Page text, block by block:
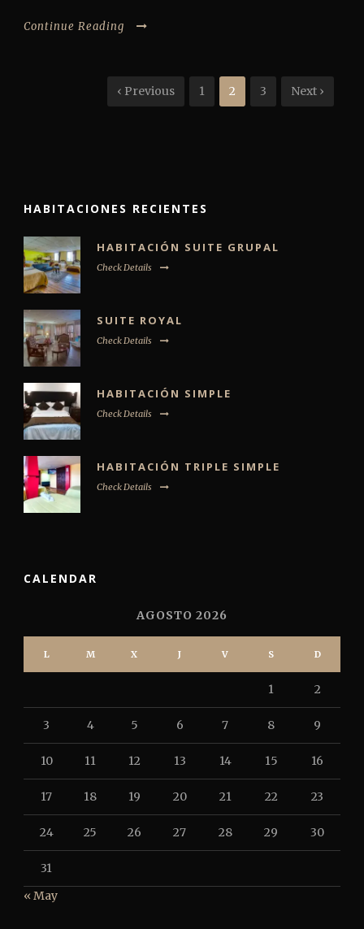
Continue Reading
‹ Previous 1 2 3 Next ›
HABITACIONES RECIENTES
HABITACIÓN SUITE GRUPAL
Check Details
SUITE ROYAL
Check Details
HABITACIÓN SIMPLE
Check Details
HABITACIÓN TRIPLE SIMPLE
Check Details
CALENDAR
AGOSTO 2026
L M X J V S D
1 2
3 4 5 6 7 8 9
10 11 12 13 14 15 16
17 18 19 20 21 22 23
24 25 26 27 28 29 30
31
« May